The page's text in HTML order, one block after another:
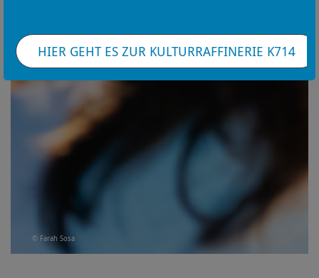
© Farah Sosa
HIER GEHT ES ZUR KULTURRAFFINERIE K714